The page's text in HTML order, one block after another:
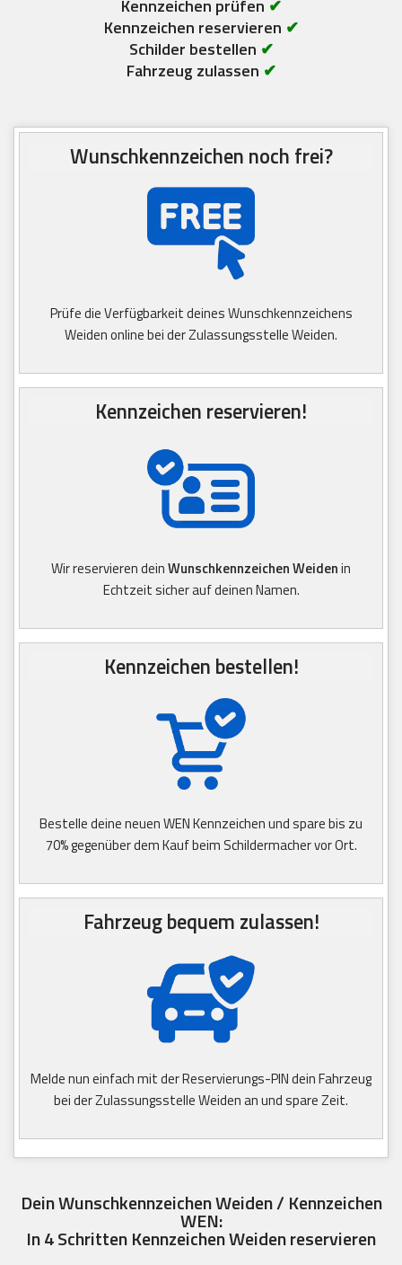
Kennzeichen prüfen ✔
Kennzeichen reservieren ✔
Schilder bestellen ✔
Fahrzeug zulassen ✔
Wunschkennzeichen noch frei?
Prüfe die Verfügbarkeit deines Wunschkennzeichens
Weiden online bei der Zulassungsstelle Weiden.
Kennzeichen reservieren!
Wir reservieren deinWunschkennzeichen Weidenin
Echtzeit sicher auf deinen Namen.
Kennzeichen bestellen!
Bestelle deine neuen WEN Kennzeichen und spare bis zu
70% gegenüber dem Kauf beim Schildermacher vor Ort.
Fahrzeug bequem zulassen!
Melde nun einfach mit der Reservierungs-PIN dein Fahrzeug
bei der Zulassungsstelle Weiden an und spare Zeit.
Dein Wunschkennzeichen Weiden / Kennzeichen
WEN:
In 4 Schritten Kennzeichen Weiden reservieren